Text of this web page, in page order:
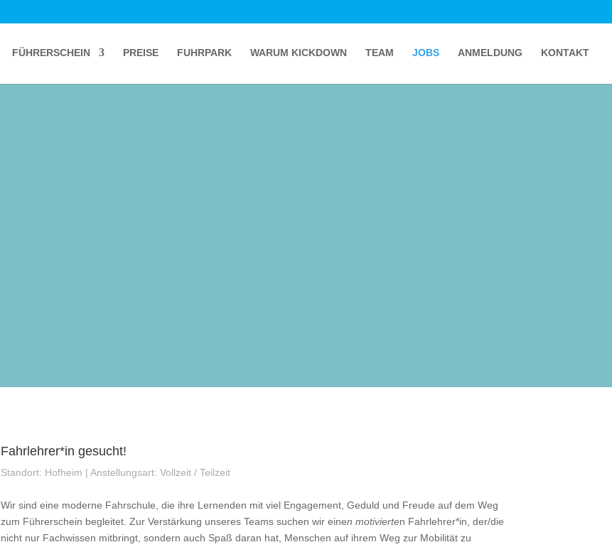
FÜHRERSCHEIN PREISE FUHRPARK WARUM KICKDOWN TEAM JOBS ANMELDUNG KONTAKT
Fahrlehrer*in gesucht!
Standort: Hofheim | Anstellungsart: Vollzeit / Teilzeit
Wir sind eine moderne Fahrschule, die ihre Lernenden mit viel Engagement, Geduld und Freude auf dem Weg
zum Führerschein begleitet. Zur Verstärkung unseres Teams suchen wir einen motivierten Fahrlehrer*in, der/die
nicht nur Fachwissen mitbringt, sondern auch Spaß daran hat, Menschen auf ihrem Weg zur Mobilität zu